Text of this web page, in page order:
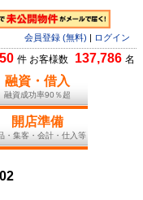
会員登録 (無料) ログイン
件 お客様数 137,786 名
融資・借入
融資成功率90％超
開店準備
・集客・会計・仕入等